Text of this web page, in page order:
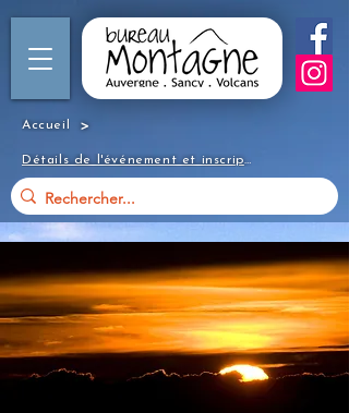
Accueil >
Détails de l'événement et inscription